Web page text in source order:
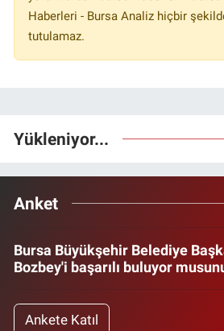
Haberleri - Bursa Analiz hiçbir
tutulamaz.
Yükleniyor...
Anket
Bursa Büyükşehir Belediye
Bozbey'i başarılı buluyor
Ankete Katıl